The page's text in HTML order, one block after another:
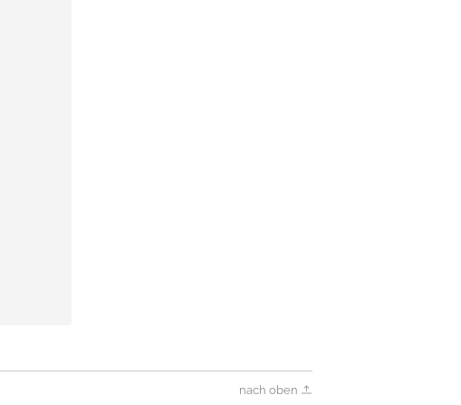
nach oben